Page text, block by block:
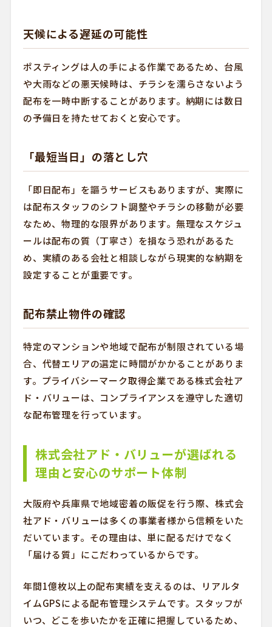
天候による遅延の可能性
ポスティングは人の手による作業であるため、台風
や大雨などの悪天候時は、チラシを濡らさないよう
配布を一時中断することがあります。納期には数日
の予備日を持たせておくと安心です。
「最短当日」の落とし穴
「即日配布」を謳うサービスもありますが、実際に
は配布スタッフのシフト調整やチラシの移動が必要
なため、物理的な限界があります。無理なスケジュ
ールは配布の質（丁寧さ）を損なう恐れがあるた
め、実績のある会社と相談しながら現実的な納期を
設定することが重要です。
配布禁止物件の確認
特定のマンションや地域で配布が制限されている場
合、代替エリアの選定に時間がかかることがありま
す。プライバシーマーク取得企業である株式会社ア
ド・バリューは、コンプライアンスを遵守した適切
な配布管理を行っています。
株式会社アド・バリューが選ばれる
理由と安心のサポート体制
大阪府や兵庫県で地域密着の販促を行う際、株式会
社アド・バリューは多くの事業者様から信頼をいた
だいています。その理由は、単に配るだけでなく
「届ける質」にこだわっているからです。
年間1億枚以上の配布実績を支えるのは、リアルタ
イムGPSによる配布管理システムです。スタッフが
いつ、どこを歩いたかを正確に把握しているため、